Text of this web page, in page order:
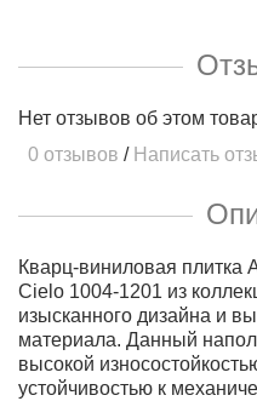
Нет отзывов об этом
0 отзывов / Написать
Кварц-виниловая плитка
Cielo 1004-1201 из
изысканного дизайна и
материала. Данный
высокой
устойчивостью к